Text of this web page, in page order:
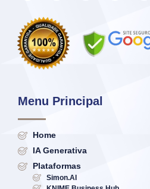
Menu Principal
Home
IA Generativa
Plataformas
Simon.AI